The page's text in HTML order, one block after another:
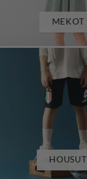
MEKOT
HOUSUT